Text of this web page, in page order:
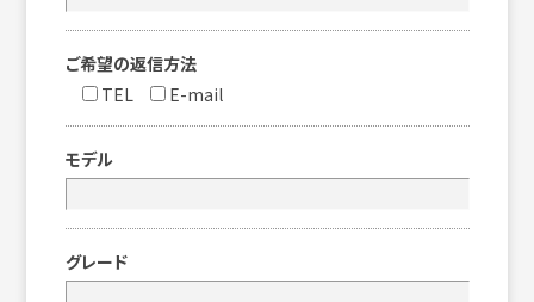
ご希望の返信方法
TEL
E-mail
モデル
グレード